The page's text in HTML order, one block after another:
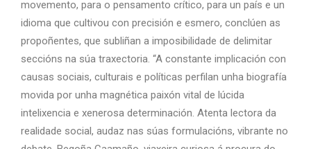
movemento, para o pensamento crítico, para un país e un
idioma que cultivou con precisión e esmero, conclúen as
propoñentes, que subliñan a imposibilidade de delimitar
seccións na súa traxectoria. “A constante implicación con
causas sociais, culturais e políticas perfilan unha biografía
movida por unha magnética paixón vital de lúcida
intelixencia e xenerosa determinación. Atenta lectora da
realidade social, audaz nas súas formulacións, vibrante no